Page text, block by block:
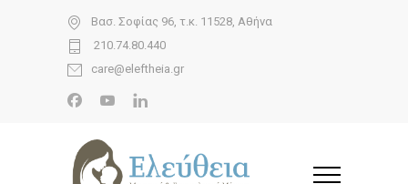
Βασ. Σοφίας 96, τ.κ. 11528, Αθήνα
210.74.80.440
care@eleftheia.gr